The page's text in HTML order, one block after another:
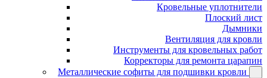
Кровельные уплотнители
Плоский лист
Дымники
Вентиляция для кровли
Инструменты для кровельных работ
Корректоры для ремонта царапин
Металлические софиты для подшивки кровли